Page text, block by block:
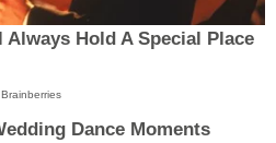
Hold A Special Place
Brainberries
Dance Moments